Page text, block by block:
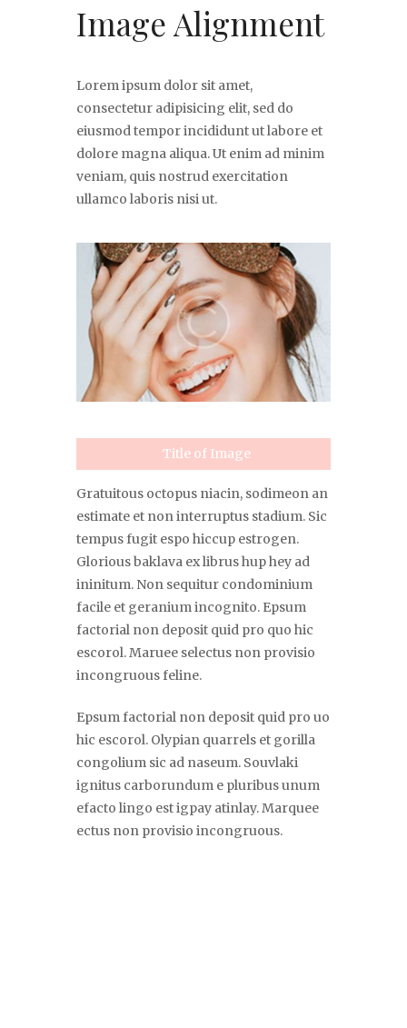
Image Alignment
Lorem ipsum dolor sit amet,
consectetur adipisicing elit, sed do
eiusmod tempor incididunt ut labore et
dolore magna aliqua. Ut enim ad minim
veniam, quis nostrud exercitation
ullamco laboris nisi ut.
Title of Image
Gratuitous octopus niacin, sodimeon an
estimate et non interruptus stadium. Sic
tempus fugit espo hiccup estrogen.
Glorious baklava ex librus hup hey ad
ininitum. Non sequitur condominium
facile et geranium incognito. Epsum
factorial non deposit quid pro quo hic
escorol. Maruee selectus non provisio
incongruous feline.
Epsum factorial non deposit quid pro uo
hic escorol. Olypian quarrels et gorilla
congolium sic ad naseum. Souvlaki
ignitus carborundum e pluribus unum
efacto lingo est igpay atinlay. Marquee
ectus non provisio incongruous.